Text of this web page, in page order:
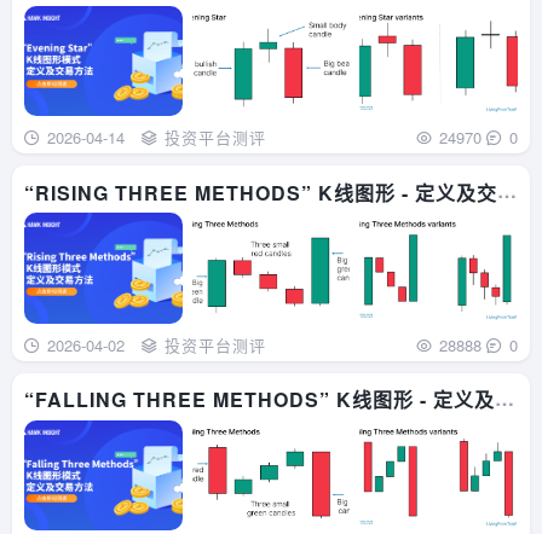
2026-04-14 投资平台测评 24970 0
“RISING THREE METHODS” K线图形 - 定义及交易
方法
2026-04-02 投资平台测评 28888 0
“FALLING THREE METHODS” K线图形 - 定义及交
易方法